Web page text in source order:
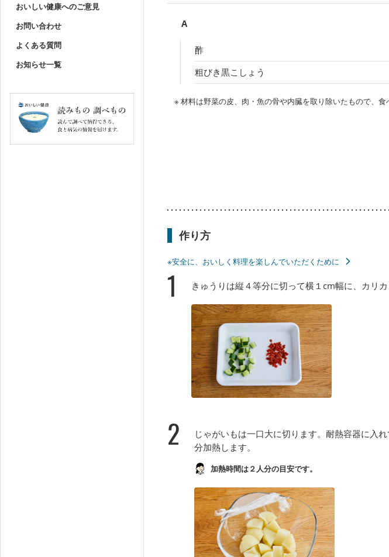
おいしい健康へのご意見
お問い合わせ
よくある質問
お知らせ一覧
A
酢
粗びき黒こしょう
※ 材料は野菜の皮、肉・魚の骨や内臓を取り除いたもので、食
作り方
※安全に、おいしく料理を楽しんでいただくために
1 きゅうりは縦４等分に切って横１cm幅に、カリカ
2
じゃがいもは一口大に切ります。耐熱容器に入
分加熱します。
加熱時間は２人分の目安です。